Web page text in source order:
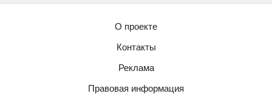
О проекте
Контакты
Реклама
Правовая информация